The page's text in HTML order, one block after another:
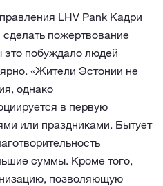
LHV Pank Кадри
пожертвование
это побуждало людей
«Жители Эстонии не
однако
в первую
или праздниками. Бытует
суммы. Кроме того,
позволяющую